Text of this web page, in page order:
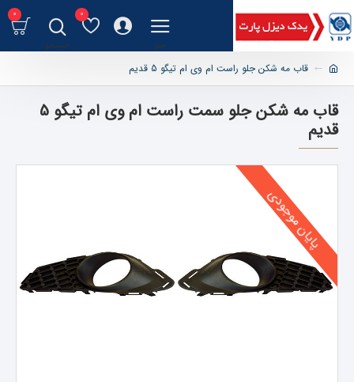
0
0
قاب مه شکن جلو راست ام وی ام تیگو 5 قدیم
قاب مه شکن جلو سمت راست ام وی ام تیگو 5
قدیم
پایان موجودی